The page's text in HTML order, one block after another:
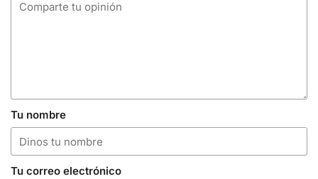
Tu nombre
Tu correo electrónico